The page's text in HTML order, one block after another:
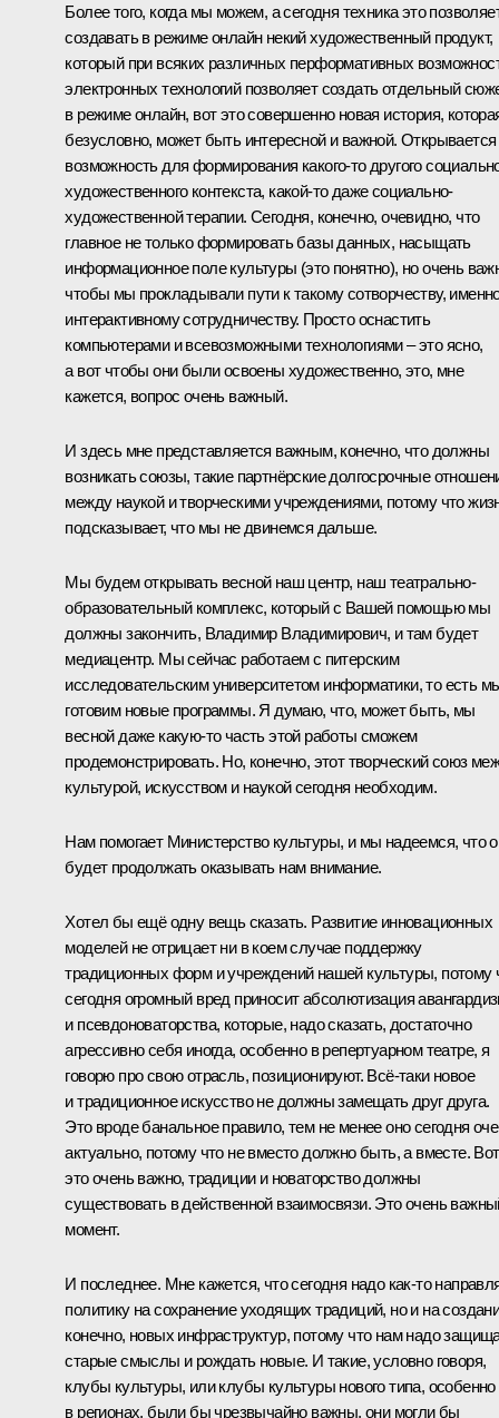
Более того, когда мы можем, а сегодня техника это
создавать в режиме онлайн некий художественный продукт,
который при всяких различных перформативных
электронных технологий позволяет создать отдельный
в режиме онлайн, вот это совершенно новая история,
безусловно, может быть интересной и важной. Открывается
возможность для формирования какого‑то другого
художественного контекста, какой‑то даже социально-
художественной терапии. Сегодня, конечно, очевидно, что
главное не только формировать базы данных, насыщать
информационное поле культуры (это понятно), но очень
чтобы мы прокладывали пути к такому сотворчеству,
интерактивному сотрудничеству. Просто оснастить
компьютерами и всевозможными технологиями – это ясно,
а вот чтобы они были освоены художественно, это, мне
кажется, вопрос очень важный.
И здесь мне представляется важным, конечно, что должны
возникать союзы, такие партнёрские долгосрочные
между наукой и творческими учреждениями, потому что
подсказывает, что мы не двинемся дальше.
Мы будем открывать весной наш центр, наш театрально-
образовательный комплекс, который с Вашей помощью мы
должны закончить, Владимир Владимирович, и там будет
медиацентр. Мы сейчас работаем с питерским
исследовательским университетом информатики, то есть
готовим новые программы. Я думаю, что, может быть, мы
весной даже какую‑то часть этой работы сможем
продемонстрировать. Но, конечно, этот творческий союз
культурой, искусством и наукой сегодня необходим.
Нам помогает Министерство культуры, и мы надеемся, что
будет продолжать оказывать нам внимание.
Хотел бы ещё одну вещь сказать. Развитие инновационных
моделей не отрицает ни в коем случае поддержку
традиционных форм и учреждений нашей культуры, потому
сегодня огромный вред приносит абсолютизация
и псевдоноваторства, которые, надо сказать, достаточно
агрессивно себя иногда, особенно в репертуарном театре, я
говорю про свою отрасль, позиционируют. Всё‑таки новое
и традиционное искусство не должны замещать друг друга.
Это вроде банальное правило, тем не менее оно сегодня
актуально, потому что не вместо должно быть, а вместе. Вот
это очень важно, традиции и новаторство должны
существовать в действенной взаимосвязи. Это очень
момент.
И последнее. Мне кажется, что сегодня надо как‑то
политику на сохранение уходящих традиций, но и на
конечно, новых инфраструктур, потому что нам надо
старые смыслы и рождать новые. И такие, условно говоря,
клубы культуры, или клубы культуры нового типа, особенно
в регионах, были бы чрезвычайно важны, они могли бы